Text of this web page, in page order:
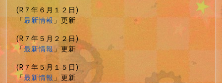
(R７年６月１２日)
「最新情報」更新
(R７年５月２２日)
「最新情報」更新
(R７年５月１５日)
「最新情報」更新